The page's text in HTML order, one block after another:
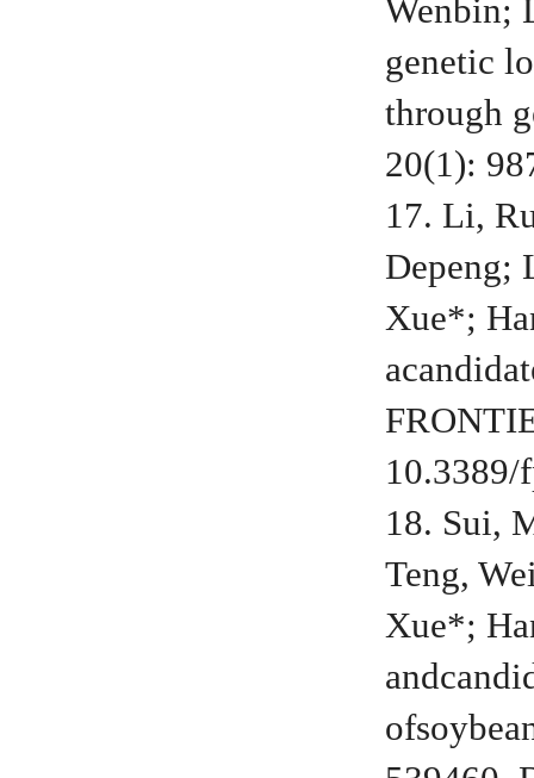
Wenbin;
genetic
through
20(1):
17. Li,
Depeng;
Xue*;
10.3389/
18. Sui,
Teng,
Xue*;